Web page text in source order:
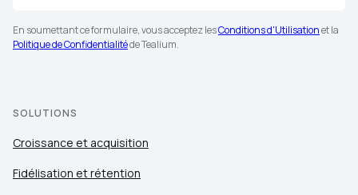
En soumettant ce formulaire, vous acceptez lesConditions d'Utilisationet la
Politique de Confidentialitéde Tealium.
SOLUTIONS
Croissance et acquisition
Fidélisation et rétention